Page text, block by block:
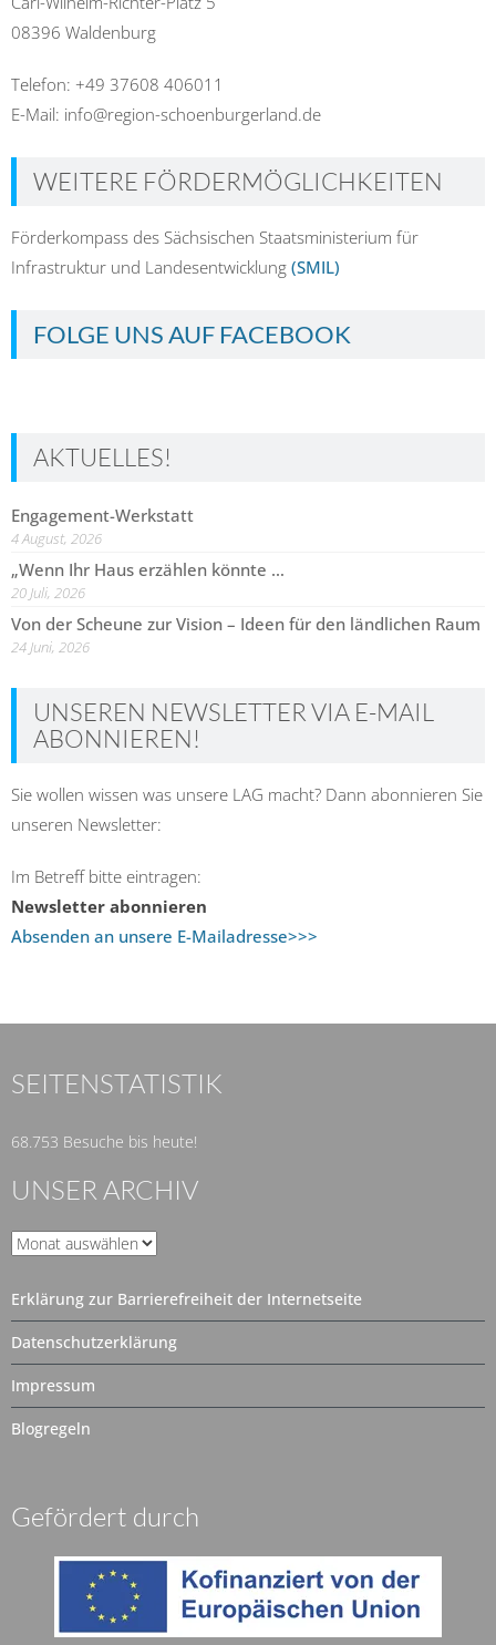
08396 Waldenburg
Telefon: +49 37608 406011
E-Mail: info@region-schoenburgerland.de
WEITERE FÖRDERMÖGLICHKEITEN
Förderkompass des Sächsischen Staatsministerium für
Infrastruktur und Landesentwicklung (SMIL)
FOLGE UNS AUF FACEBOOK
AKTUELLES!
Engagement-Werkstatt
4 August, 2026
„Wenn Ihr Haus erzählen könnte …
20 Juli, 2026
Von der Scheune zur Vision – Ideen für den ländlichen Raum
24 Juni, 2026
UNSEREN NEWSLETTER VIA E-MAIL
ABONNIEREN!
Sie wollen wissen was unsere LAG macht? Dann abonnieren Sie
unseren Newsletter:
Im Betreff bitte eintragen:
Newsletter abonnieren
Absenden an unsere E-Mailadresse>>>
SEITENSTATISTIK
68.753 Besuche bis heute!
UNSER ARCHIV
Unser
Erklärung zur Barrierefreiheit der Internetseite
Datenschutzerklärung
Impressum
Blogregeln
Gefördert durch